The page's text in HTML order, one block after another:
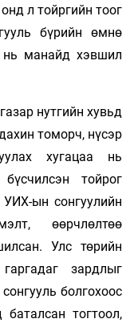
л тойргийн тоог
бүрийн өмнө
нь манайд хэвшил
нутгийн хувьд
томорч, нүсэр
хугацаа нь
тойрог
ын сонгуулийн
өөрчлөлтөө
Улс төрийн
зардлыг
болгохоос
тогтоол,